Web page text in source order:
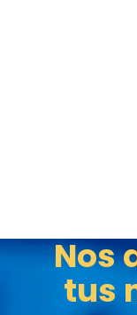
Nos
tus